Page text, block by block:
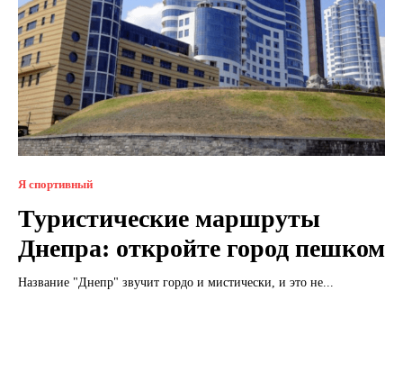
Я спортивный
Туристические маршруты
Днепра: откройте город пешком
Название "Днепр" звучит гордо и мистически, и это не...